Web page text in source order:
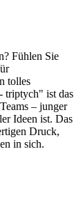
Fühlen Sie
tolles
triptych" ist das
– junger
Ideen ist. Das
Druck,
in sich.